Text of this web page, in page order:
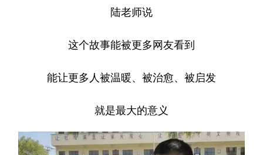
陆老师说
这个故事能被更多网友看到
能让更多人被温暖、被治愈、被启发
就是最大的意义